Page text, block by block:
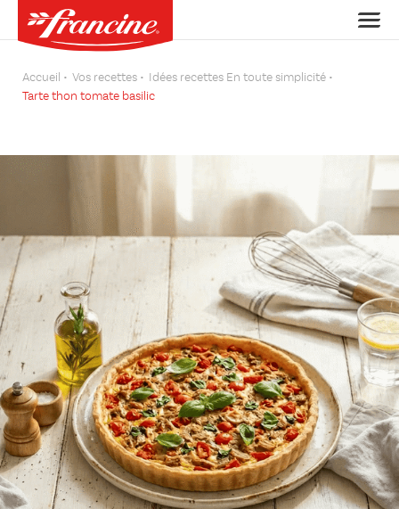
Accueil Vos recettes
Idées recettes En toute simplicité
Tarte thon tomate basilic